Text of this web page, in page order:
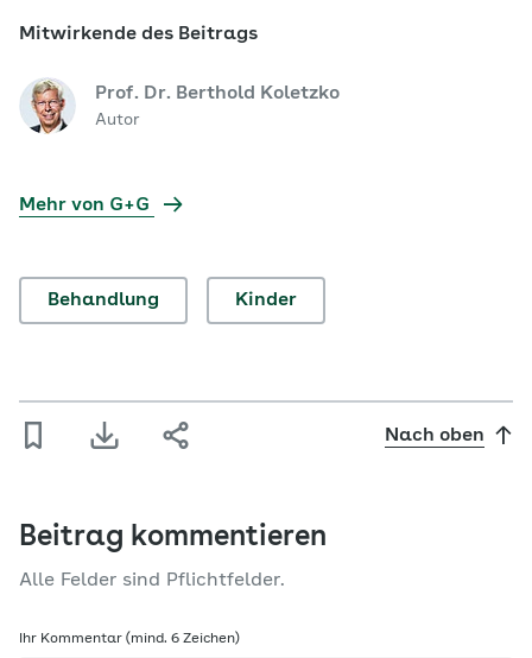
Mitwirkende des Beitrags
Prof. Dr. Berthold Koletzko
Autor
Mehr von G+G
Behandlung Kinder
Nach oben
Beitrag kommentieren
Alle Felder sind Pflichtfelder.
Ihr Kommentar (mind. 6 Zeichen)